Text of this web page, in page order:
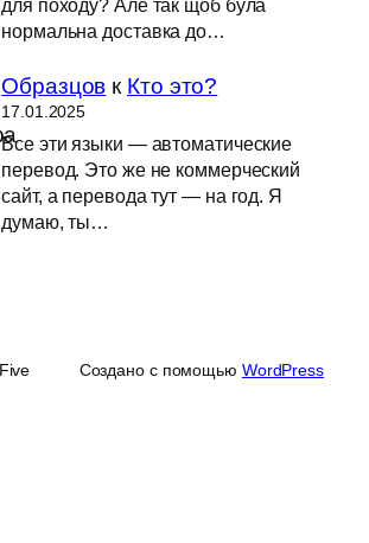
для походу? Але так щоб була
нормальна доставка до…
Образцов к Кто это?
17.01.2025
Все эти языки — автоматические
перевод. Это же не коммерческий
сайт, а перевода тут — на год. Я
думаю, ты…
Создано с помощью WordPress